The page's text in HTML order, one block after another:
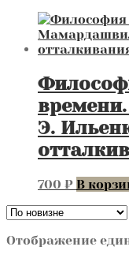
Э.
700 ₽ В
Отображение